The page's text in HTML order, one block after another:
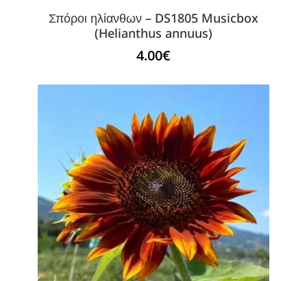
Σπόροι ηλίανθων – DS1805 Musicbox
(Helianthus annuus)
4.00€